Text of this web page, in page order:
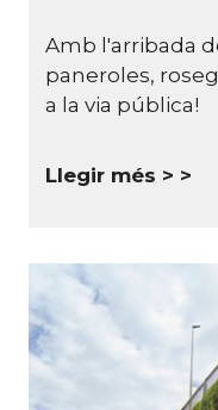
Amb l'arribada
paneroles,
a la via pública!
Llegir més >